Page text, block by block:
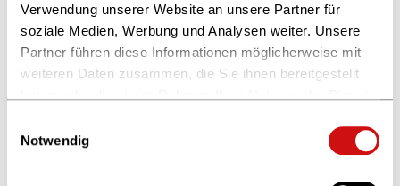
Verwendung unserer Website an unsere Partner für
soziale Medien, Werbung und Analysen weiter. Unsere
Partner führen diese Informationen möglicherweise mit
weiteren Daten zusammen, die Sie ihnen bereitgestellt
Weitere Informationen finden Sie in unserer
Notwendig
Kommissionär im Buchhandel
Kommissionär nach HGB
Kommissionieren
Kommissionsgebühren
Kommissionsgeschäft